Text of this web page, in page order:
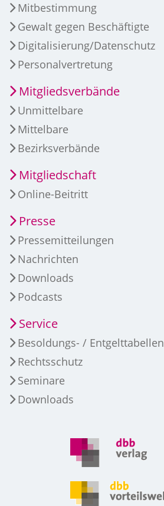
Mitbestimmung
Gewalt gegen Beschäftigte
Digitalisierung/Datenschutz
Personalvertretung
Mitgliedsverbände
Unmittelbare
Mittelbare
Bezirksverbände
Mitgliedschaft
Online-Beitritt
Presse
Pressemitteilungen
Nachrichten
Downloads
Podcasts
Service
Besoldungs- / Entgelttabellen
Rechtsschutz
Seminare
Downloads